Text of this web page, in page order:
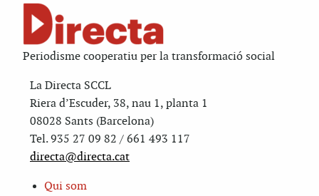
Periodisme cooperatiu per la transformació social
La Directa SCCL
Riera d’Escuder, 38, nau 1, planta 1
08028 Sants (Barcelona)
Tel. 935 27 09 82 / 661 493 117
directa@directa.cat
Qui som